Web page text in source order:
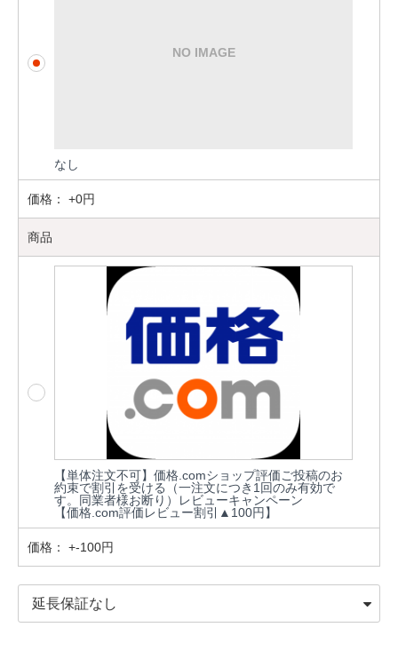
なし
価格： +0円
商品
【単体注文不可】価格.comショップ評価ご投稿のお
約束で割引を受ける（一注文につき1回のみ有効で
す。同業者様お断り）レビューキャンペーン
【価格.com評価レビュー割引▲100円】
価格： +-100円